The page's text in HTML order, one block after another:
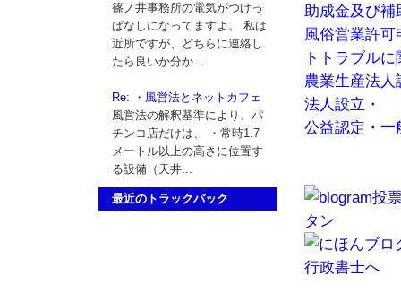
助成金及び補
風俗営業許
トトラブル
農業生産法
法人設立・
公益認定・一
篠ノ井事務所の電気がつけっ
ぱなしになってますよ。 私は
近所ですが、どちらに連絡し
たら良いか分か...
Re: ・風営法とネットカフェ
風営法の解釈基準により、パ
チンコ店だけは、 ・常時1.7
メートル以上の高さに位置す
る設備（天井...
最近のトラックバック